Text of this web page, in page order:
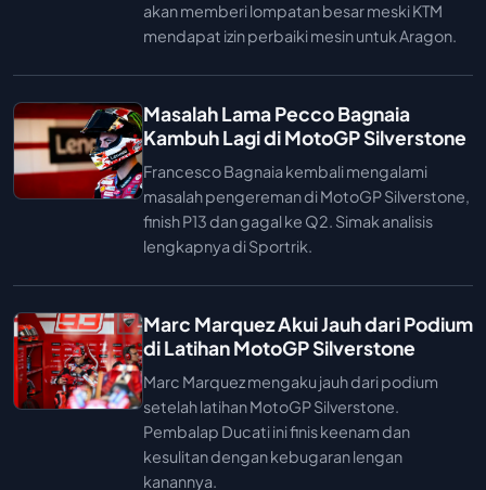
akan memberi lompatan besar meski KTM
mendapat izin perbaiki mesin untuk Aragon.
Masalah Lama Pecco Bagnaia
Kambuh Lagi di MotoGP Silverstone
Francesco Bagnaia kembali mengalami
masalah pengereman di MotoGP Silverstone,
finish P13 dan gagal ke Q2. Simak analisis
lengkapnya di Sportrik.
Marc Marquez Akui Jauh dari Podium
di Latihan MotoGP Silverstone
Marc Marquez mengaku jauh dari podium
setelah latihan MotoGP Silverstone.
Pembalap Ducati ini finis keenam dan
kesulitan dengan kebugaran lengan
kanannya.